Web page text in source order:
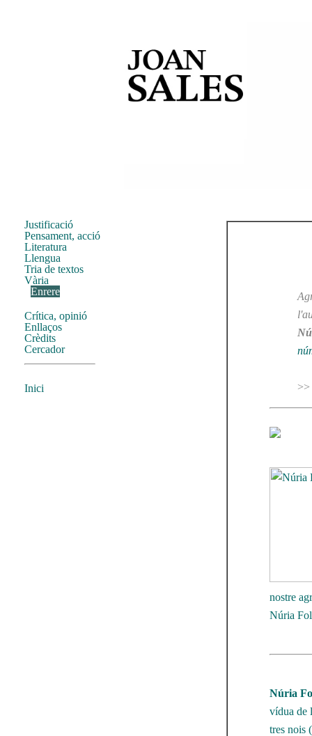
Justificació
Pensament, acció
Literatura
Llengua
Tria de textos
Vària
Enrere
Crítica, opinió
Enllaços
Crèdits
Cercador
Inici
nostre
Núria
Núria
vídua de
tres nois